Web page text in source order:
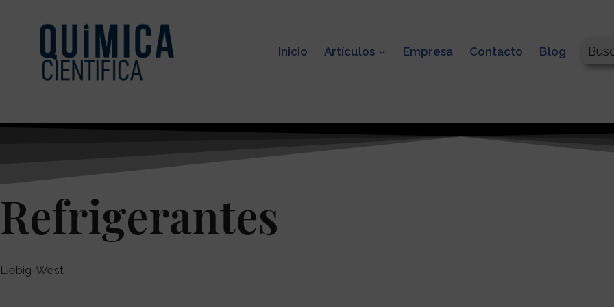
Inicio Artículos Empresa Contacto Blog
Refrigerantes
Liebig-West